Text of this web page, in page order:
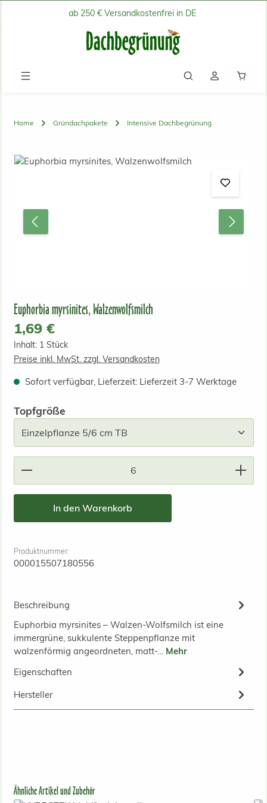
Zum Hauptinhalt springenab 250 € Versandkostenfrei in DE
Home Gründachpakete Intensive Dachbegrünung
Bildergalerie überspringen
Euphorbia myrsinites, Walzenwolfsmilch
Regulärer Preis:
1,69 €
Inhalt: 1 Stück
Preise inkl. MwSt. zzgl. Versandkosten
Sofort verfügbar, Lieferzeit: Lieferzeit 3-7 Werktage
Topfgrößeauswählen
Produkt Anzahl: Gib den gewünschten Wert ein
In den Warenkorb
Produktnummer:
000015507180556
Beschreibung
Euphorbia myrsinites – Walzen-Wolfsmilch ist eine
immergrüne, sukkulente Steppenpflanze mit
walzenförmig angeordneten, matt-… Mehr
Eigenschaften
Hersteller
Produktgalerie überspringen
Ähnliche Artikel und Zubehör